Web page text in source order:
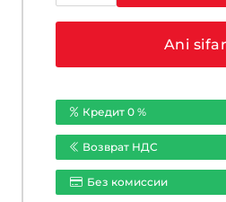
A0-
3B1WFR
Ani
Кредит 0 %
Возврат НДС
Без комиссии